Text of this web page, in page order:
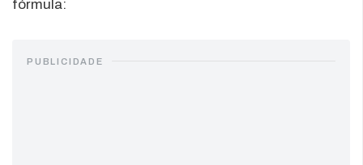
fórmula:
PUBLICIDADE